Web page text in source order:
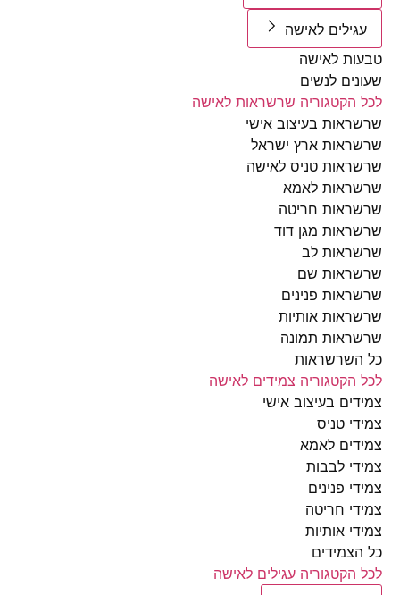
לאישה
לאישה
לנשים
הקטגוריה שרשראות לאישה
בעיצוב אישי
ארץ ישראל
טניס לאישה
לאמא
חריטה
מגן דוד
לב
שם
פנינים
אותיות
תמונה
צמידים לאישה
בעיצוב אישי
טניס
לאמא
לבבות
פנינים
חריטה
אותיות
עגילים לאישה